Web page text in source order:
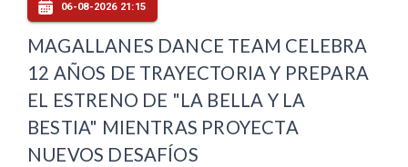
06-08-2026 21:15
MAGALLANES DANCE TEAM CELEBRA
12 AÑOS DE TRAYECTORIA Y PREPARA
EL ESTRENO DE "LA BELLA Y LA
BESTIA" MIENTRAS PROYECTA
NUEVOS DESAFÍOS